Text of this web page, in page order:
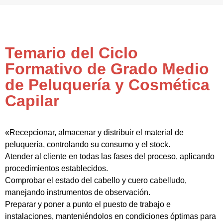
Temario del Ciclo
Formativo de Grado Medio
de Peluquería y Cosmética
Capilar
«Recepcionar, almacenar y distribuir el material de
peluquería, controlando su consumo y el stock.
Atender al cliente en todas las fases del proceso, aplicando
procedimientos establecidos.
Comprobar el estado del cabello y cuero cabelludo,
manejando instrumentos de observación.
Preparar y poner a punto el puesto de trabajo e
instalaciones, manteniéndolos en condiciones óptimas para